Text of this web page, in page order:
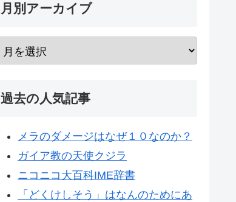
月別アーカイブ
過去の人気記事
メラのダメージはなぜ１０なのか？
ガイア教の天使クジラ
ニコニコ大百科IME辞書
「どくけしそう」はなんのためにあ